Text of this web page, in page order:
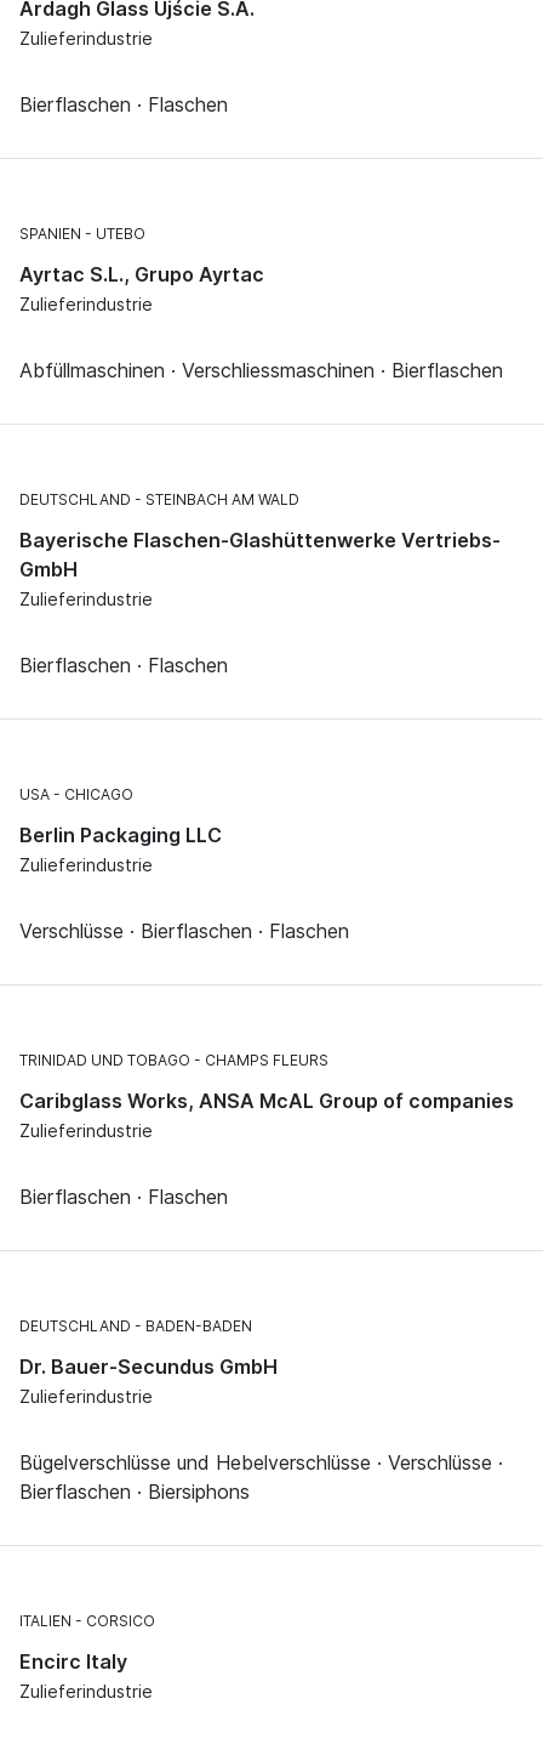
Ardagh Glass Ujście S.A.
Zulieferindustrie
Bierflaschen · Flaschen
SPANIEN UTEBO
Ayrtac S.L., Grupo Ayrtac
Zulieferindustrie
Abfüllmaschinen · Verschliessmaschinen · Bierflaschen
DEUTSCHLAND STEINBACH AM WALD
Bayerische Flaschen-Glashüttenwerke Vertriebs-
GmbH
Zulieferindustrie
Bierflaschen · Flaschen
USA CHICAGO
Berlin Packaging LLC
Zulieferindustrie
Verschlüsse · Bierflaschen · Flaschen
TRINIDAD UND TOBAGO CHAMPS FLEURS
Caribglass Works, ANSA McAL Group of companies
Zulieferindustrie
Bierflaschen · Flaschen
DEUTSCHLAND BADEN-BADEN
Dr. Bauer-Secundus GmbH
Zulieferindustrie
Bügelverschlüsse und Hebelverschlüsse · Verschlüsse ·
Bierflaschen · Biersiphons
ITALIEN CORSICO
Encirc Italy
Zulieferindustrie